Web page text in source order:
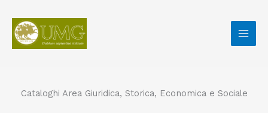
contenuto
Cataloghi Area Giuridica, Storica, Economica e Sociale